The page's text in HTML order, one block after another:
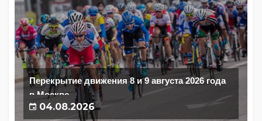
Перекрытие движения 8 и 9 августа 2026 года
в Москве
04.08.2026